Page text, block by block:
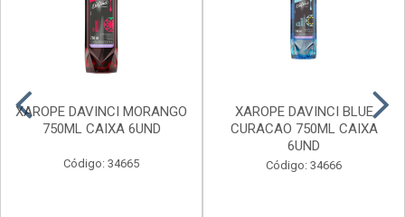
XAROPE DAVINCI MORANGO
750ML CAIXA 6UND
Código: 34665
XAROPE DAVINCI BLUE
CURACAO 750ML CAIXA
6UND
Código: 34666